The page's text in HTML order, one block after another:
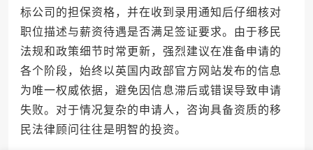
标公司的担保资格，并在收到录用通知后仔细核对
职位描述与薪资待遇是否满足签证要求。由于移民
法规和政策细节时常更新，强烈建议在准备申请的
各个阶段，始终以英国内政部官方网站发布的信息
为唯一权威依据，避免因信息滞后或错误导致申请
失败。对于情况复杂的申请人，咨询具备资质的移
民法律顾问往往是明智的投资。